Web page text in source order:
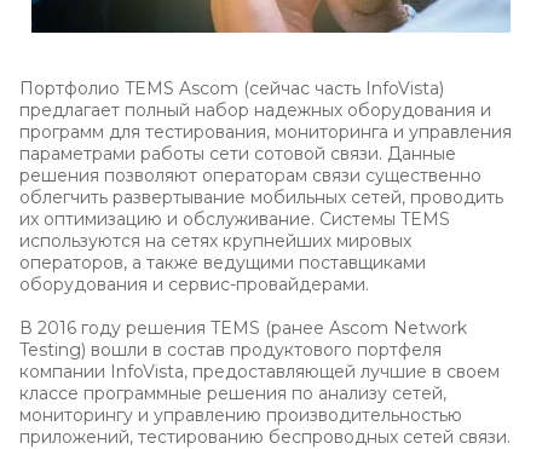
Портфолио TEMS Ascom (сейчас часть InfoVista)
предлагает полный набор надежных оборудования и
программ для тестирования, мониторинга и управления
параметрами работы сети сотовой связи. Данные
решения позволяют операторам связи существенно
облегчить развертывание мобильных сетей, проводить
их оптимизацию и обслуживание. Системы TEMS
используются на сетях крупнейших мировых
операторов, а также ведущими поставщиками
оборудования и сервис-провайдерами.
В 2016 году решения TEMS (ранее Ascom Network
Testing) вошли в состав продуктового портфеля
компании InfoVista, предоставляющей лучшие в своем
классе программные решения по анализу сетей,
мониторингу и управлению производительностью
приложений, тестированию беспроводных сетей связи.